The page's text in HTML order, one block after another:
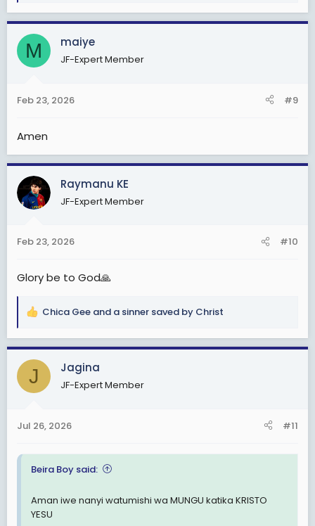
a
c
t
i
s
M maiye
JF-Expert Member
Feb 23, 2026 #9
Amen
Raymanu KE
JF-Expert Member
Feb 23, 2026 #10
Glory be to God🙏
R
a
c
i
s
Chica Gee and a sinner saved by Christ
J Jagina
JF-Expert Member
Jul 26, 2026 #11
Beira Boy said:
Aman iwe nanyi watumishi wa MUNGU katika KRISTO
YESU